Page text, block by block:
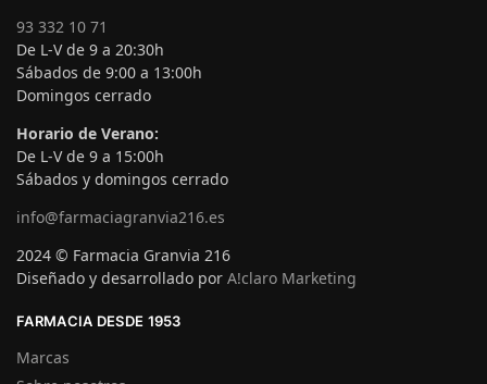
93 332 10 71
De L-V de 9 a 20:30h
Sábados de 9:00 a 13:00h
Domingos cerrado
Horario de Verano:
De L-V de 9 a 15:00h
Sábados y domingos cerrado
info@farmaciagranvia216.es
2024 © Farmacia Granvia 216
Diseñado y desarrollado por A!claro Marketing
FARMACIA DESDE 1953
Marcas